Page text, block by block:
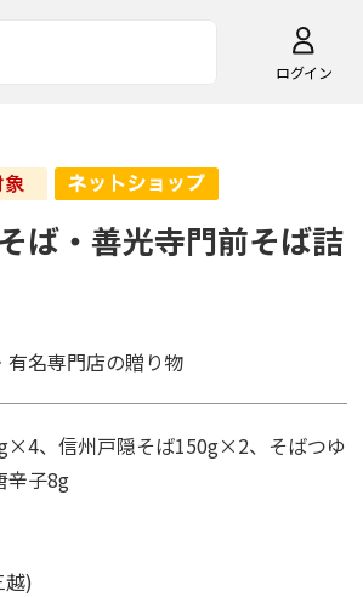
ログイン
ば・善光寺門前そば詰
名専門店の贈り物
、信州戸隠そば150g×2、そばつゆ
辛子8g
)